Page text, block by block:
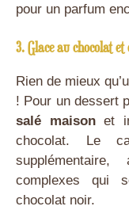
pour un parfum
3. Glace au chocolat
Rien de mieux
! Pour un dessert
salé maisonet
chocolat. Le
complexes qui
chocolat noir.